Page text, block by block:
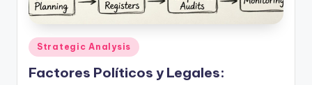
g
it
a
Publicado
en
Strategic Analysis
Factores Políticos y Legales: